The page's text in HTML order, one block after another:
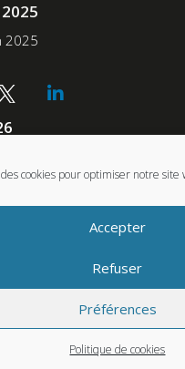
cookies pour optimiser notre
Accepter
Refuser
Préférences
Politique de cookies
2025